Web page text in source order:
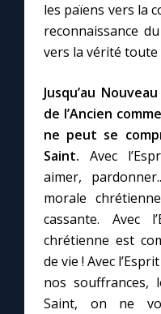
les païens vers la
reconnaissance
vers la vérité toute
Jusqu’au
de l’Ancien
ne peut se
Saint. Avec
aimer,
morale
cassante. Avec
chrétienne est
de vie ! Avec
nos souffrances,
Saint, on ne